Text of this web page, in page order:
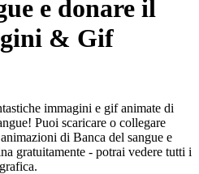
e donare il
& Gif
immagini e gif animate di
Puoi scaricare o collegare
di Banca del sangue e
gratuitamente - potrai vedere tutti i